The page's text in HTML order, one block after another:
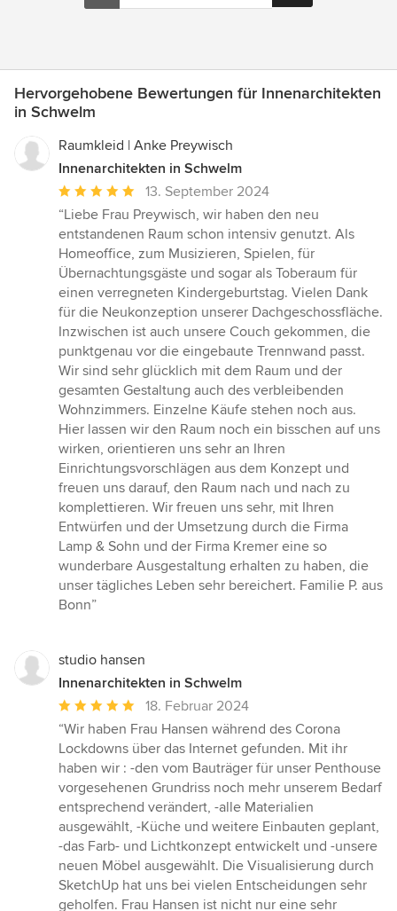
Hervorgehobene Bewertungen für Innenarchitekten
in Schwelm
Raumkleid | Anke Preywisch
Innenarchitekten in Schwelm
Durchschnittliche
Bewertung:
5
von
5
Sternen
13. September 2024
“Liebe Frau Preywisch, wir haben den neu
entstandenen Raum schon intensiv genutzt. Als
Homeoffice, zum Musizieren, Spielen, für
Übernachtungsgäste und sogar als Toberaum für
einen verregneten Kindergeburtstag. Vielen Dank
für die Neukonzeption unserer Dachgeschossfläche.
Inzwischen ist auch unsere Couch gekommen, die
punktgenau vor die eingebaute Trennwand passt.
Wir sind sehr glücklich mit dem Raum und der
gesamten Gestaltung auch des verbleibenden
Wohnzimmers. Einzelne Käufe stehen noch aus.
Hier lassen wir den Raum noch ein bisschen auf uns
wirken, orientieren uns sehr an Ihren
Einrichtungsvorschlägen aus dem Konzept und
freuen uns darauf, den Raum nach und nach zu
komplettieren. Wir freuen uns sehr, mit Ihren
Entwürfen und der Umsetzung durch die Firma
Lamp & Sohn und der Firma Kremer eine so
wunderbare Ausgestaltung erhalten zu haben, die
unser tägliches Leben sehr bereichert. Familie P. aus
Bonn”
studio hansen
Innenarchitekten in Schwelm
Durchschnittliche
Bewertung:
5
von
5
Sternen
18. Februar 2024
“Wir haben Frau Hansen während des Corona
Lockdowns über das Internet gefunden. Mit ihr
haben wir : -den vom Bauträger für unser Penthouse
vorgesehenen Grundriss noch mehr unserem Bedarf
entsprechend verändert, -alle Materialien
ausgewählt, -Küche und weitere Einbauten geplant,
-das Farb- und Lichtkonzept entwickelt und -unsere
neuen Möbel ausgewählt. Die Visualisierung durch
SketchUp hat uns bei vielen Entscheidungen sehr
geholfen. Frau Hansen ist nicht nur eine sehr